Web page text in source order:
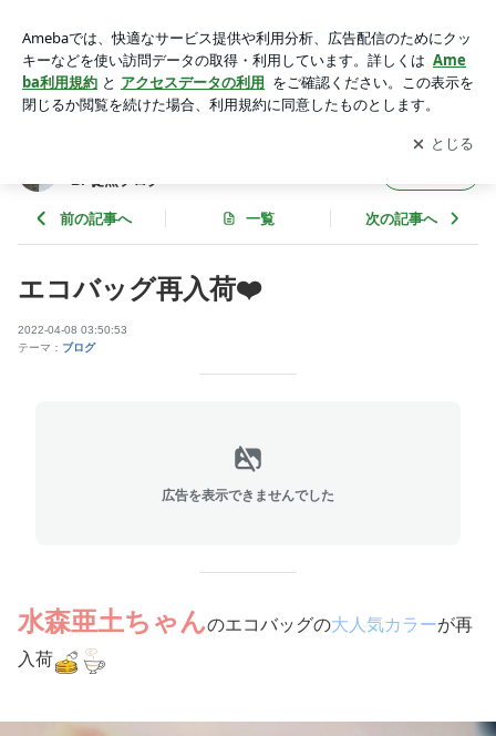
WASABI 徒然ブログ
アプリをダウンロードして ブログの更新通知
を受け取りまし
ょう。
開く
BI 徒然ブログ
前の記事へ 一覧 次の記事へ
エコバッグ再入荷❤️
2022-04-08 03:50:53
テーマ： ブログ
広告を表示できませんでした
水森亜土ちゃんのエコバッグの大人気カラーが再
入荷